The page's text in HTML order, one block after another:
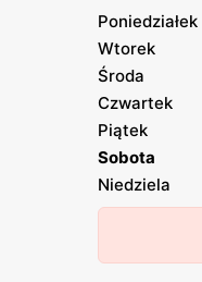
Poniedziałek
Wtorek
Środa
Czwartek
Piątek
Sobota
Niedziela